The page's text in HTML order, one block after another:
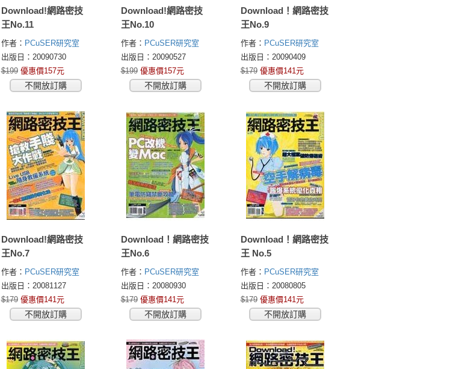
Download!網路密技
王No.11
作者： PCuSER研究室
出版日：20090730
$199 優惠價157元
不開放訂購
Download!網路密技
王No.10
作者： PCuSER研究室
出版日：20090527
$199 優惠價157元
不開放訂購
Download！網路密技
王No.9
作者： PCuSER研究室
出版日：20090409
$179 優惠價141元
不開放訂購
Download!網路密技
王No.7
作者： PCuSER研究室
出版日：20081127
$179 優惠價141元
不開放訂購
Download！網路密技
王No.6
作者： PCuSER研究室
出版日：20080930
$179 優惠價141元
不開放訂購
Download！網路密技
王 No.5
作者： PCuSER研究室
出版日：20080805
$179 優惠價141元
不開放訂購